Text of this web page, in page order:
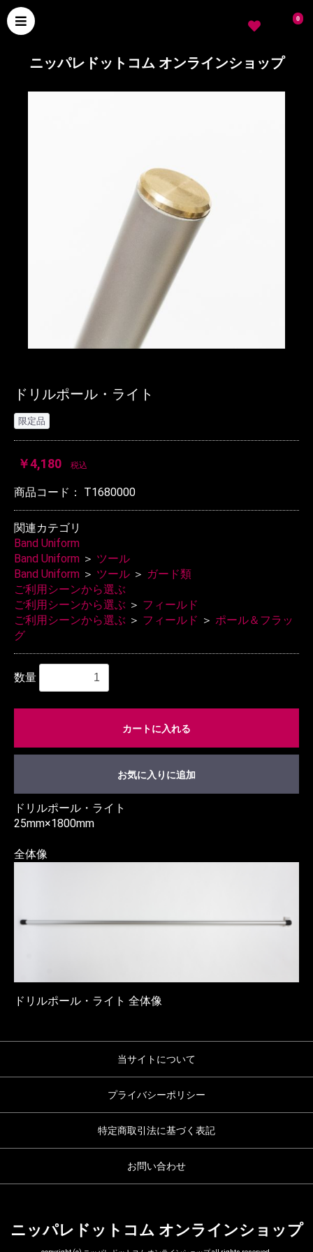
0
ニッパレドットコム オンラインショップ
ドリルポール・ライト
限定品
￥4,180 税込
商品コード： T1680000
関連カテゴリ
Band Uniform
Band Uniform ＞ ツール
Band Uniform ＞ ツール ＞ ガード類
ご利用シーンから選ぶ
ご利用シーンから選ぶ ＞ フィールド
ご利用シーンから選ぶ ＞ フィールド ＞ ポール＆フラッ
グ
数量
カートに入れる
お気に入りに追加
ドリルポール・ライト
25mm×1800mm
全体像
ドリルポール・ライト 全体像
当サイトについて
プライバシーポリシー
特定商取引法に基づく表記
お問い合わせ
ニッパレドットコム オンラインショップ